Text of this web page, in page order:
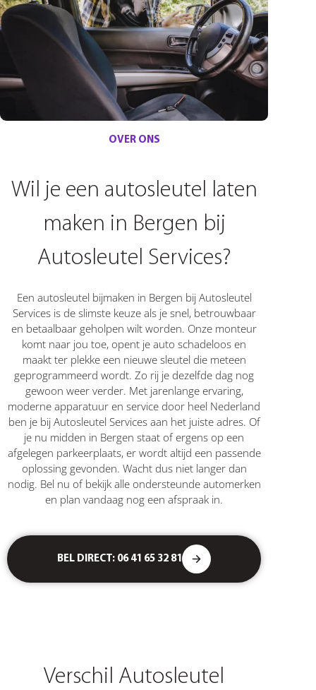
OVER ONS
Wil je een autosleutel laten
maken in Bergen bij
Autosleutel Services?
Een autosleutel bijmaken in Bergen bij Autosleutel
Services is de slimste keuze als je snel, betrouwbaar
en betaalbaar geholpen wilt worden. Onze monteur
komt naar jou toe, opent je auto schadeloos en
maakt ter plekke een nieuwe sleutel die meteen
geprogrammeerd wordt. Zo rij je dezelfde dag nog
gewoon weer verder. Met jarenlange ervaring,
moderne apparatuur en service door heel Nederland
ben je bij Autosleutel Services aan het juiste adres. Of
je nu midden in Bergen staat of ergens op een
afgelegen parkeerplaats, er wordt altijd een passende
oplossing gevonden. Wacht dus niet langer dan
nodig. Bel nu of bekijk alle ondersteunde automerken
en plan vandaag nog een afspraak in.
BEL DIRECT: 06 41 65 32 81
Verschil Autosleutel